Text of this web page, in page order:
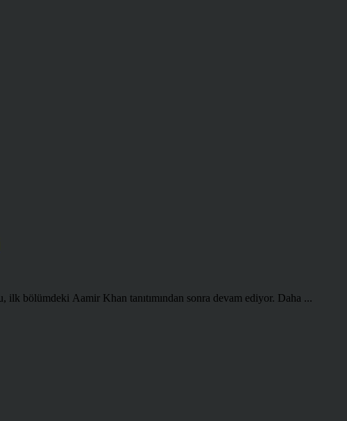
ilk bölümdeki Aamir Khan tanıtımından sonra devam ediyor. Daha ...